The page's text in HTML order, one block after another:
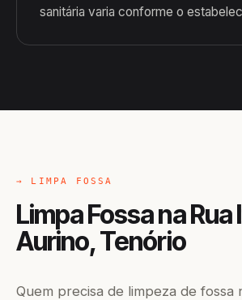
sanitária varia conforme o
→ LIMPA FOSSA
Limpa Fossa na Rua
Aurino, Tenório
Quem precisa de limpeza de fossa